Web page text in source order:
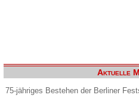
Aktuelle
75-jähriges Bestehen der Berliner